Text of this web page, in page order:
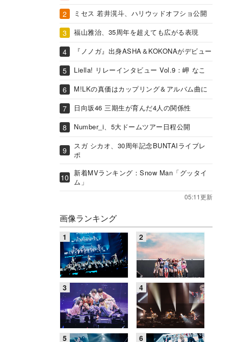
ミセス 若井滉斗、ハリウッドオフショ公開
福山雅治、35周年を超えても広がる表現
『ノノガ』出身ASHA＆KOKONAがデビュー
Liella! リレーインタビュー Vol.9：岬 なこ
M!LKの真価はカップリング＆アルバム曲に
日向坂46 三期生が育んだ4人の関係性
Number_i、5大ドームツアー日程公開
スガ シカオ、30周年記念BUNTAIライブレ
ポ
新着MVランキング：Snow Man「グッタイ
ム」
05:11更新
画像ランキング